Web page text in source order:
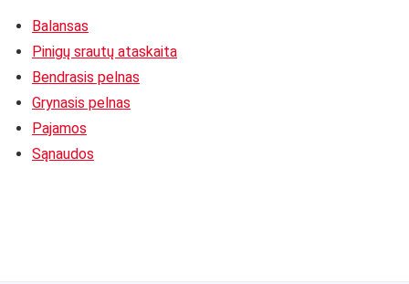
Balansas
Pinigų srautų ataskaita
Bendrasis pelnas
Grynasis pelnas
Pajamos
Sąnaudos